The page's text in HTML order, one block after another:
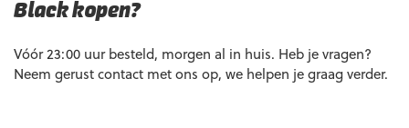
Black kopen?
Vóór 23:00 uur besteld, morgen al in huis. Heb je vragen?
Neem gerust contact met ons op, we helpen je graag verder.